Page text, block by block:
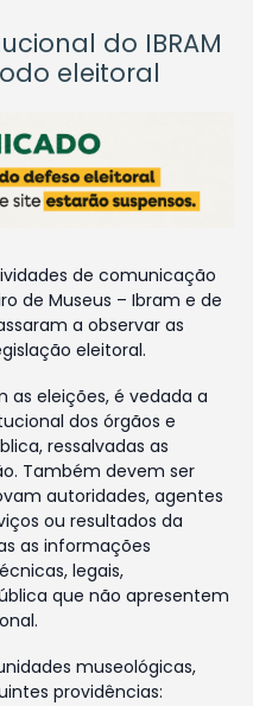
do IBRAM
eleitoral
de comunicação
de Museus – Ibram e de
a observar as
eleitoral.
as eleições, é vedada a
dos órgãos e
ressalvadas as
Também devem ser
autoridades, agentes
ou resultados da
as informações
legais,
que não apresentem
museológicas,
providências: